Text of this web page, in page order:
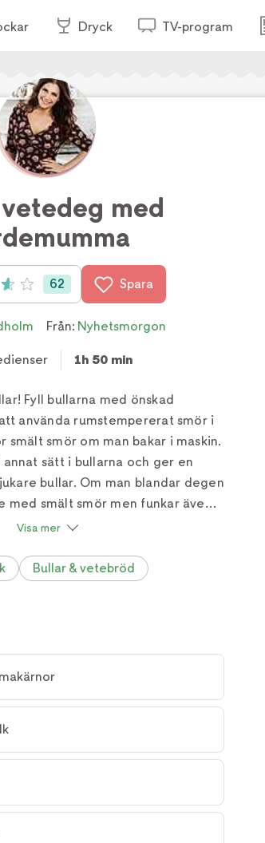
Dryck TV-program
med
5 (62 röster)
62 Spara
Från: Nyhetsmorgon
1h 50 min
Fyll bullarna med önskad
använda rumstempererat smör i
smör om man bakar i maskin.
sätt i bullarna och ger en
bullar. Om man blandar degen
med smält smör men funkar även
tärningar.
Visa mer
Bullar & vetebröd